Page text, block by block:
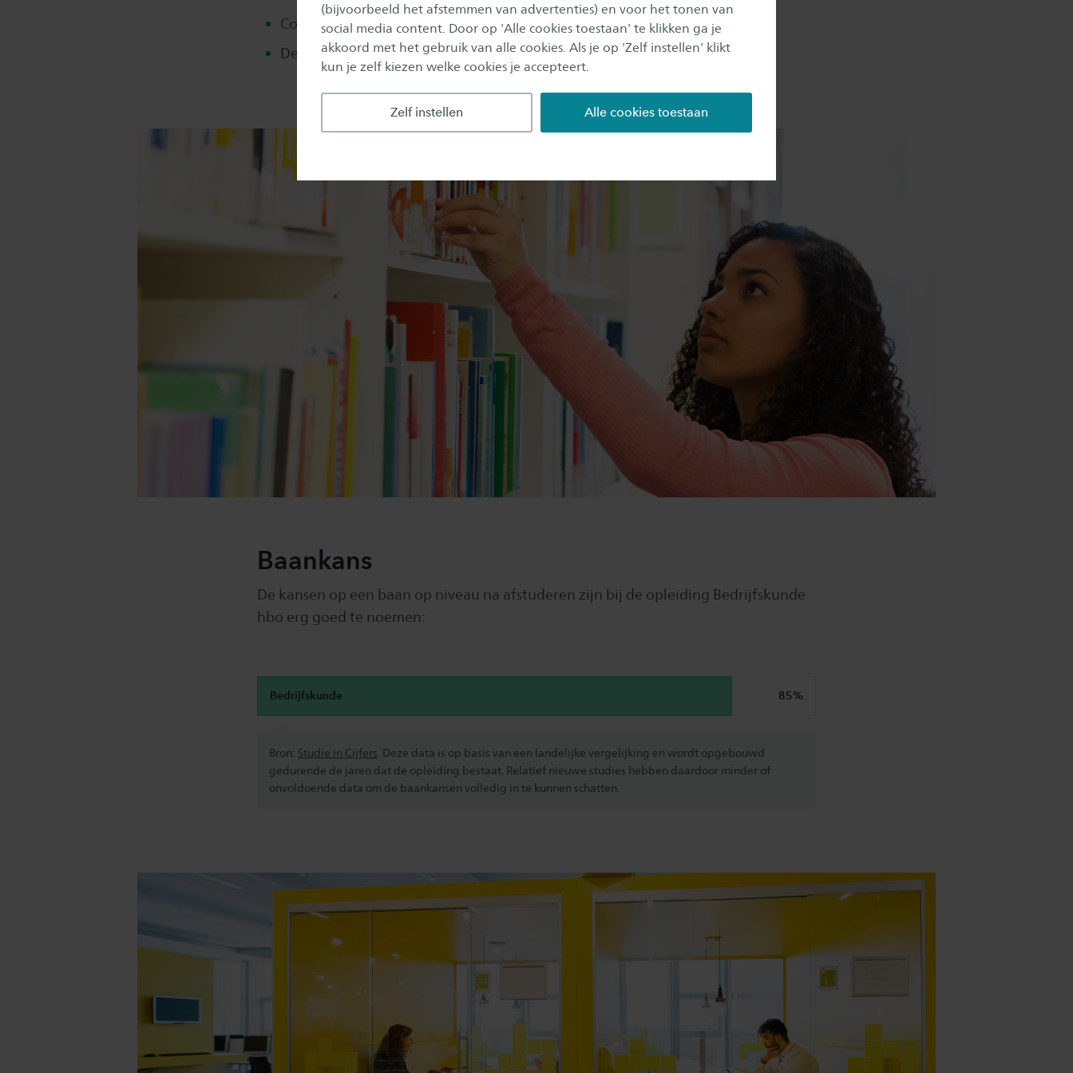
(bijvoorbeeld het afstemmen van advertenties) en voor het tonen van
social media content. Door op 'Alle cookies toestaan' te klikken ga je
akkoord met het gebruik van alle cookies. Als je op 'Zelf instellen' klikt
kun je zelf kiezen welke cookies je accepteert.
Zelf instellen Alle cookies toestaan
Consultancybureaus
Detacheringsbureaus
Baankans
De kansen op een baan op niveau na afstuderen zijn bij de opleiding Bedrijfskunde
hbo erg goed te noemen:
Bedrijfskunde 85%
Bron: Studie in Cijfers . Deze data is op basis van een landelijke vergelijking en wordt opgebouwd
gedurende de jaren dat de opleiding bestaat. Relatief nieuwe studies hebben daardoor minder of
onvoldoende data om de baankansen volledig in te kunnen schatten.